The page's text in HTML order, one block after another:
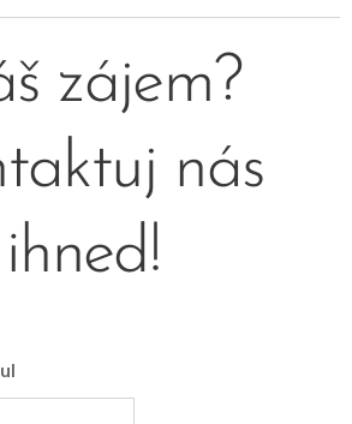
zájem?
nás
ihned!